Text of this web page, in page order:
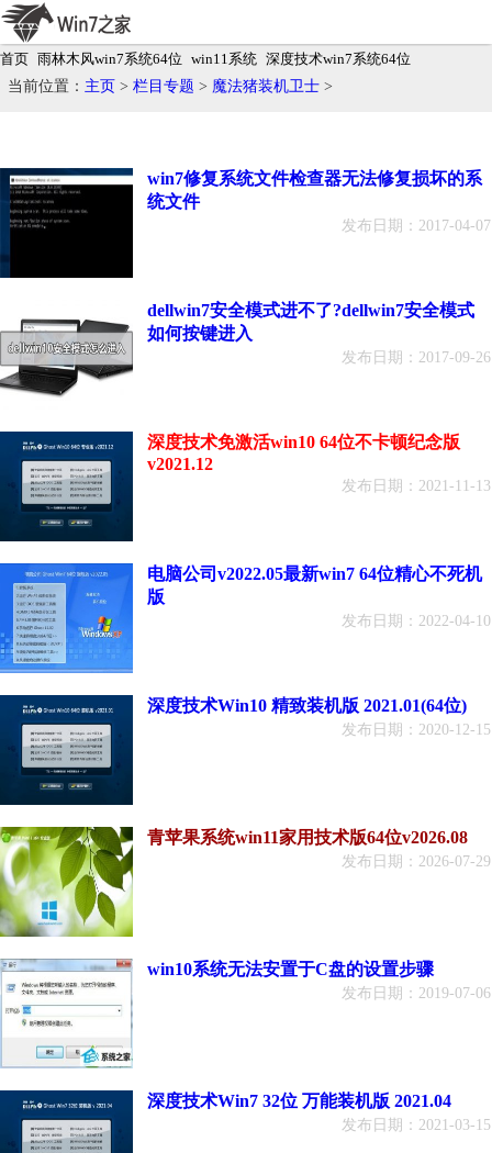
首页 雨林木风win7系统64位 win11系统 深度技术win7系统64位
电脑公司win7系统64位
当前位置： 主页 >栏目专题 > 魔法猪装机卫士 >
win7修复系统文件检查器无法修复损坏的系
统文件
发布日期：2017-04-07
dellwin7安全模式进不了?dellwin7安全模式
如何按键进入
发布日期：2017-09-26
深度技术免激活win10 64位不卡顿纪念版
v2021.12
发布日期：2021-11-13
电脑公司v2022.05最新win7 64位精心不死机
版
发布日期：2022-04-10
深度技术Win10 精致装机版 2021.01(64位)
发布日期：2020-12-15
青苹果系统win11家用技术版64位v2026.08
发布日期：2026-07-29
win10系统无法安置于C盘的设置步骤
发布日期：2019-07-06
深度技术Win7 32位 万能装机版 2021.04
发布日期：2021-03-15